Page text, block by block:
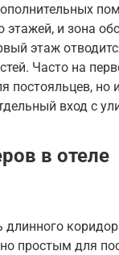
этажей, и зона
этаж
Часто на
постояльцев, но
вход с
в отеле
простым для